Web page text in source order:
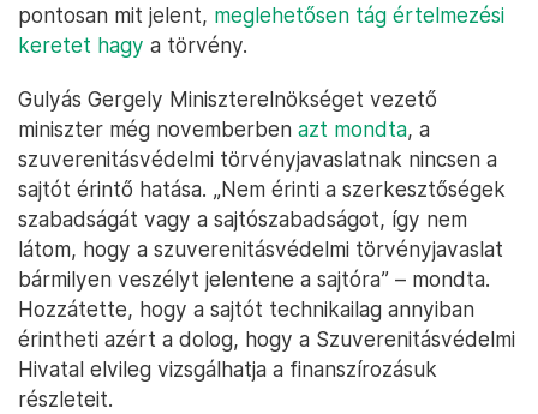
pontosan mit jelent, meglehetősen tág értelmezési
keretet hagy a törvény.
Gulyás Gergely Miniszterelnökséget vezető
miniszter még novemberben azt mondta, a
szuverenitásvédelmi törvényjavaslatnak nincsen a
sajtót érintő hatása. „Nem érinti a szerkesztőségek
szabadságát vagy a sajtószabadságot, így nem
látom, hogy a szuverenitásvédelmi törvényjavaslat
bármilyen veszélyt jelentene a sajtóra” – mondta.
Hozzátette, hogy a sajtót technikailag annyiban
érintheti azért a dolog, hogy a Szuverenitásvédelmi
Hivatal elvileg vizsgálhatja a finanszírozásuk
részleteit.